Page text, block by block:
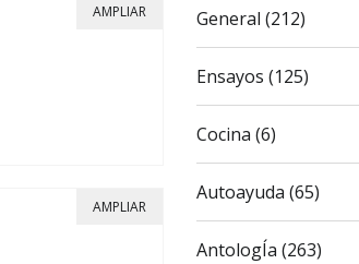
AMPLIAR
AMPLIAR
General (212)
Ensayos (125)
Cocina (6)
Autoayuda (65)
AntologÍa (263)